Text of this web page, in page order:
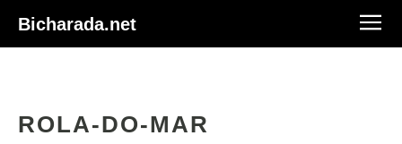
Bicharada.net
ROLA-DO-MAR